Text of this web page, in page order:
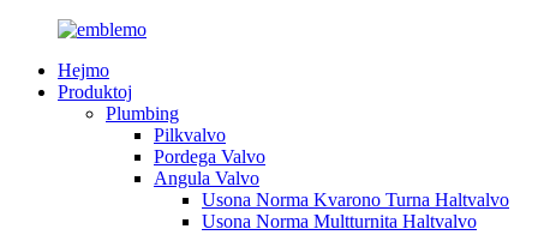
Hejmo
Produktoj
Plumbing
Pilkvalvo
Pordega Valvo
Angula Valvo
Usona Norma Kvarono Turna Haltvalvo
Usona Norma Multturnita Haltvalvo